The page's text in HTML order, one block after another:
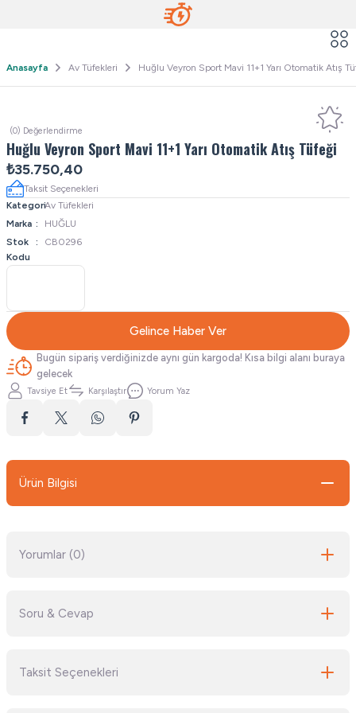
Anasayfa Av Tüfekleri Huğlu Veyron Sport Mavi 11+1 Yarı Otomatik Atış
(0) Değerlendirme
Huğlu Veyron Sport Mavi 11+1 Yarı Otomatik Atış Tüfeği
₺35.750,40
Taksit Seçenekleri
KategoriAv Tüfekleri
Marka
HUĞLU
Stok
Kodu
CB0296
Gelince Haber Ver
Bugün sipariş verdiğinizde aynı gün kargoda! Kısa bilgi alanı buraya
gelecek
Tavsiye Et Karşılaştır Yorum Yaz
Ürün Bilgisi
Yorumlar (0)
Soru & Cevap
Taksit Seçenekleri